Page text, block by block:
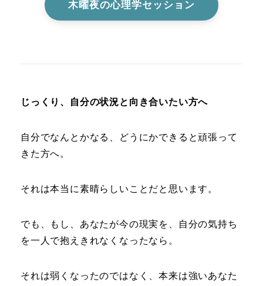
木曜夜の心理学セッション
じっくり、自分の状況と向き合いたい方へ
自分でなんとかなる、どうにかできると頑張って
きた方へ。
それは本当に素晴らしいことだと思います。
でも、もし、あなたが今の現実を、自分の気持ち
を一人で抱えきれなくなったなら。
それは弱くなったのではなく、本来は強いあなた